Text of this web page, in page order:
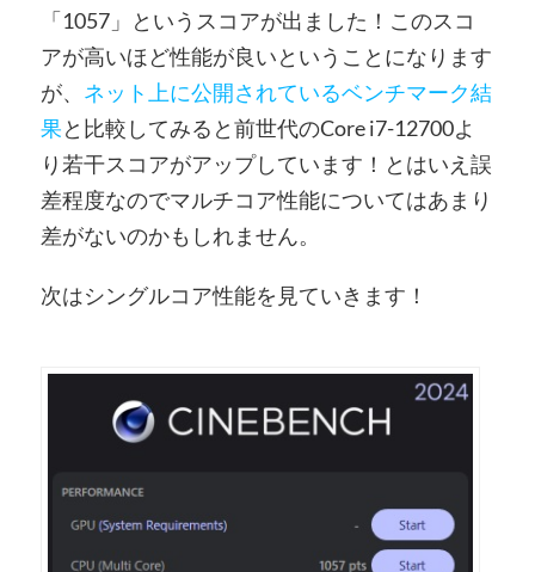
「1057」というスコアが出ました！このスコ
アが高いほど性能が良いということになります
が、 ネット上に公開されているベンチマーク結
果と比較してみると前世代のCore i7-12700よ
り若干スコアがアップしています！とはいえ誤
差程度なのでマルチコア性能についてはあまり
差がないのかもしれません。
次はシングルコア性能を見ていきます！